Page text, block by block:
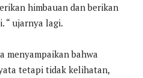
himbauan dan berikan
“ ujarnya lagi.
menyampaikan bahwa
tetapi tidak kelihatan,